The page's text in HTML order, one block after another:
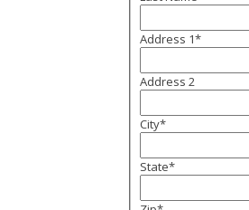
Address 1*
Address 2
City*
State*